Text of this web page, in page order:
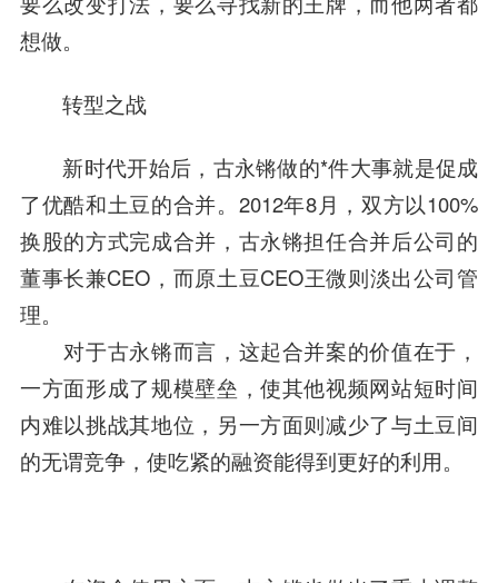
想做。
转型之战
新时代开始后，古永锵做的*件大事就是促成
了优酷和土豆的合并。2012年8月，双方以100%
换股的方式完成合并，古永锵担任合并后公司的
董事长兼CEO，而原土豆CEO王微则淡出公司管
理。
对于古永锵而言，这起合并案的价值在于，
一方面形成了规模壁垒，使其他视频网站短时间
内难以挑战其地位，另一方面则减少了与土豆间
的无谓竞争，使吃紧的融资能得到更好的利用。